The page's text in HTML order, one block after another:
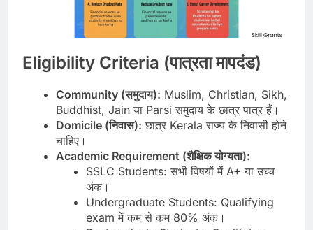
Eligibility Criteria (पात्रता मापदंड)
Community (समुदाय): Muslim, Christian, Sikh,
Buddhist, Jain या Parsi समुदाय के छात्र पात्र हैं।
Domicile (निवास): छात्र Kerala राज्य के निवासी होने
चाहिए।
Academic Requirement (शैक्षिक योग्यता):
SSLC Students: सभी विषयों में A+ या उच्च
अंक।
Undergraduate Students: Qualifying
exam में कम से कम 80% अंक।